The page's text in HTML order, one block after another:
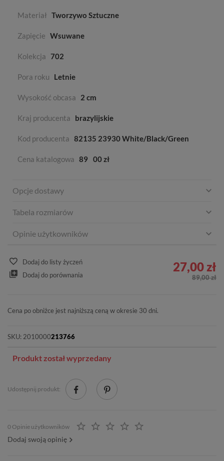
Materiał Tworzywo Sztuczne
Zapięcie Wsuwane
Kolekcja 702
Pora roku Letnie
Wysokość obcasa 2 cm
Kraj producenta brazylijskie
Kod producenta 82135 23930 White/Black/Green
Cena katalogowa 89 00 zł
Opcje dostawy
Tabela rozmiarów
Opinie użytkowników
Dodaj do listy życzeń
Dodaj do porównania
27,00 zł
89,00 zł
Cena po obniżce jest najniższą ceną w okresie 30 dni.
SKU: 2010000213766
Produkt został wyprzedany
Udostępnij produkt:
0 Opinie użytkowników
Dodaj swoją opinię